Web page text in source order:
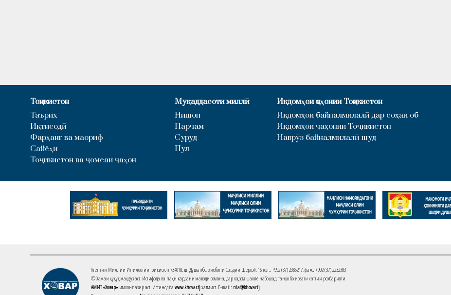
Тоҷикистон
Таърих
Иқтисодӣ
Фарҳанг ва маориф
Сайёҳӣ
Тоҷикистон ва ҷомеаи ҷаҳон
Муқаддасоти миллӣ
Нишон
Парчам
Суруд
Пул
Иқдомҳои ҷаҳонии Тоҷикистон
Иқдомҳои байналмилалӣ дар соҳаи об
Иқдомҳои ҷаҳонии Тоҷикистон
Наврӯз байналмилалӣ шуд
Агентии Миллии Иттилоотии Тоҷикистон 734018. ш. Душанбе, хиёбони Саъдии Шерозӣ, 16 тел.: +992 (37) 2385217, факс: +992 (37) 2232383
© Ҳамаи ҳуқуқ маҳфуз аст. Истифода ва паҳн кардани маводи сомона, дар кадом шакле набошад, танҳо бо иҷозати хаттии роҳбарияти
АМИТ «Ховар» имконпазир аст. Истинод ба www.khovar.tjҳатмист. E-mail: niat@khovar.tj